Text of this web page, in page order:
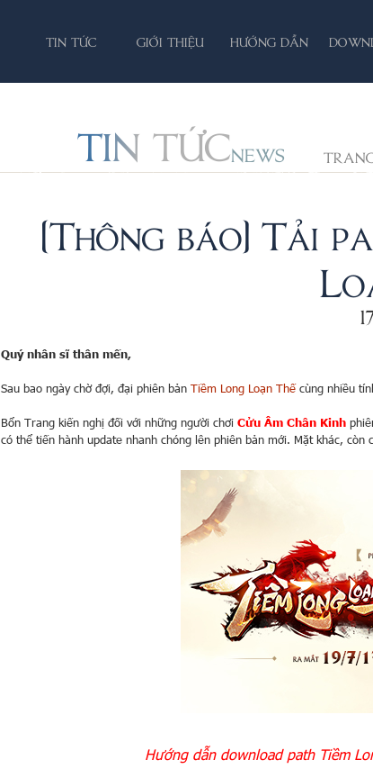
TIN TỨC GIỚI THIỆU HƯỚNG DẪN
TIN TỨCNEWS
[Thông báo] Tải
Quý nhân sĩ thân mến,
Sau bao ngày chờ đợi, đại phiên bản Tiềm Long Loạn Thếcùng nhiều
Bổn Trang kiến nghị đối với những người chơi Cửu Âm Chân Kinh
có thể tiến hành update nhanh chóng lên phiên bản mới. Mặt khác,
Hướng dẫn download path Tiềm